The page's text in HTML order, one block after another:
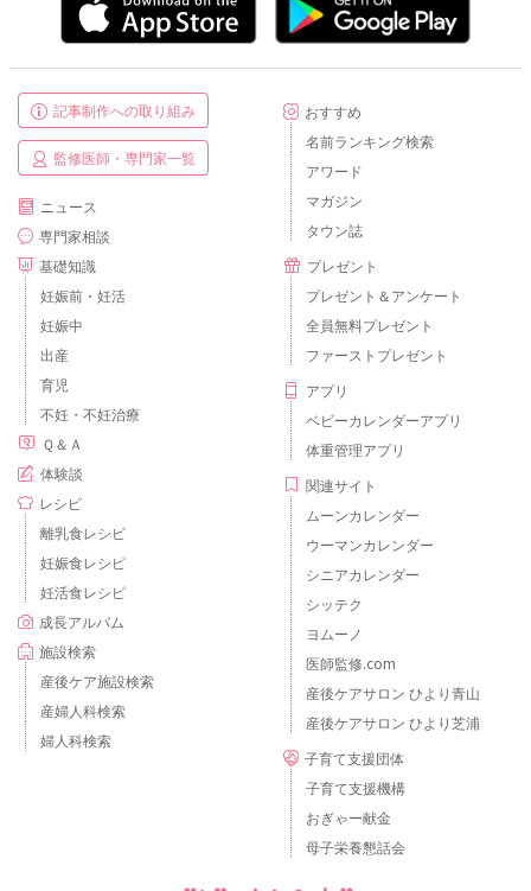
記事制作への取り組み
監修医師・専門家一覧
ニュース
専門家相談
基礎知識
妊娠前・妊活
妊娠中
出産
育児
不妊・不妊治療
Ｑ＆Ａ
体験談
レシピ
離乳食レシピ
妊娠食レシピ
妊活食レシピ
成長アルバム
施設検索
産後ケア施設検索
産婦人科検索
婦人科検索
おすすめ
名前ランキング検索
アワード
マガジン
タウン誌
プレゼント
プレゼント＆アンケート
全員無料プレゼント
ファーストプレゼント
アプリ
ベビーカレンダーアプリ
体重管理アプリ
関連サイト
ムーンカレンダー
ウーマンカレンダー
シニアカレンダー
シッテク
ヨムーノ
医師監修.com
産後ケアサロン ひより青山
産後ケアサロン ひより芝浦
子育て支援団体
子育て支援機構
おぎゃー献金
母子栄養懇話会